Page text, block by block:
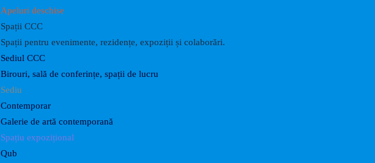
Apeluri deschise
Spații CCC
Spații pentru evenimente, rezidențe, expoziții și colaborări.
Sediul CCC
Birouri, sală de conferințe, spații de lucru
Sediu
Contemporar
Galerie de artă contemporană
Spațiu expozițional
Qub